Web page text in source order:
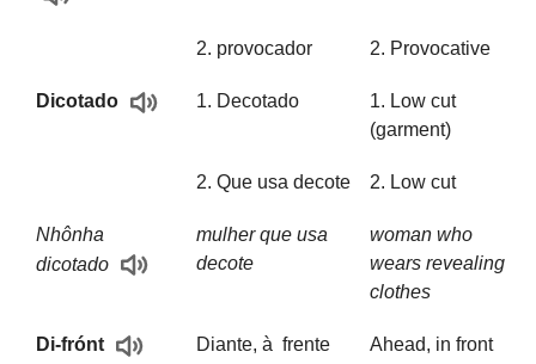
2. provocador 2. Provocative
Dicotado 1. Decotado
1. Low cut
(garment)
2. Que usa decote 2. Low cut
Nhônha
dicotado
mulher que usa
decote
woman who
wears revealing
clothes
Di-frónt Diante, à frente Ahead, in front